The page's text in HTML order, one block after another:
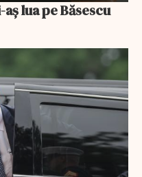
lua pe Băsescu